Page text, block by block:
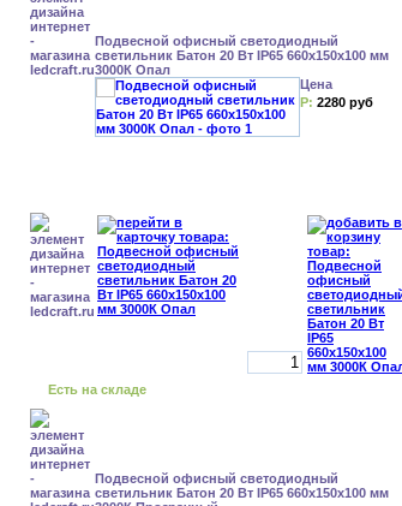
Подвесной офисный светодиодный
светильник Батон 20 Вт IP65 660x150x100 мм
3000К Опал
Цена
Р: 2280 руб
Есть на складе
Подвесной офисный светодиодный
светильник Батон 20 Вт IP65 660x150x100 мм